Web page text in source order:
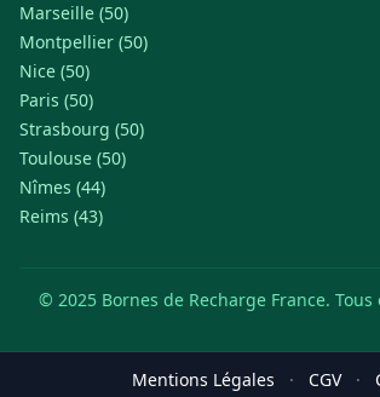
Marseille (50)
Montpellier (50)
Nice (50)
Paris (50)
Strasbourg (50)
Toulouse (50)
Nîmes (44)
Reims (43)
© 2025 Bornes de Recharge France.
Mentions Légales · CGV ·